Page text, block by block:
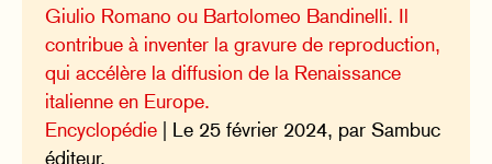
Giulio Romano ou Bartolomeo Bandinelli. Il
contribue à inventer la gravure de reproduction,
qui accélère la diffusion de la Renaissance
italienne en Europe.
Encyclopédie | Le 25 février 2024, par Sambuc
éditeur.